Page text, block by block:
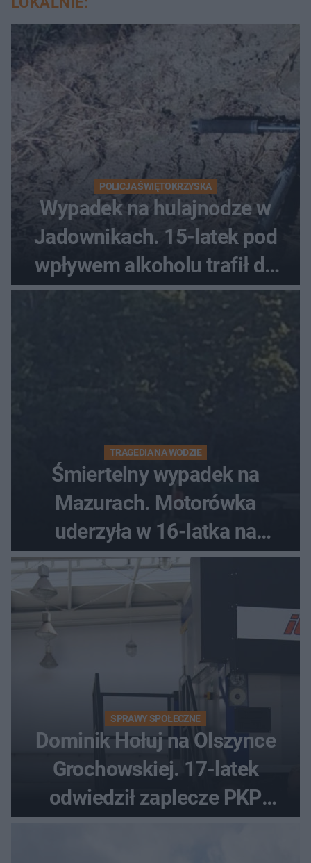
POLICJA ŚWIĘTOKRZYSKA
Wypadek na hulajnodze w
Jadownikach. 15-latek pod
wpływem alkoholu trafił do
szpitala
TRAGEDIA NA WODZIE
Śmiertelny wypadek na
Mazurach. Motorówka
uderzyła w 16-latka na
skuterze
SPRAWY SPOŁECZNE
Dominik Hołuj na Olszynce
Grochowskiej. 17-latek
odwiedził zaplecze PKP